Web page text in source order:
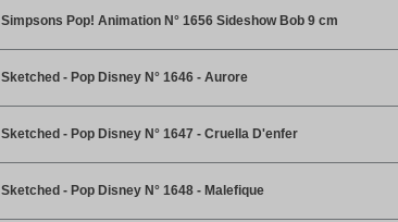
Simpsons Pop! Animation N° 1656 Sideshow Bob 9 cm
Sketched - Pop Disney N° 1646 - Aurore
Sketched - Pop Disney N° 1647 - Cruella D'enfer
Sketched - Pop Disney N° 1648 - Malefique